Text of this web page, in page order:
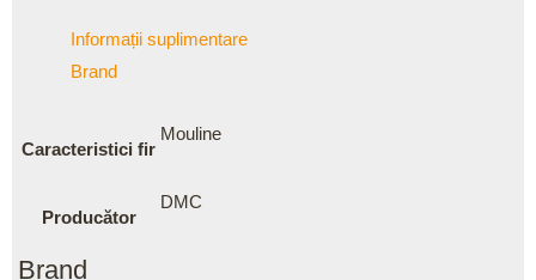
Informații suplimentare
Brand
Caracteristici fir
Mouline
Producător
DMC
Brand